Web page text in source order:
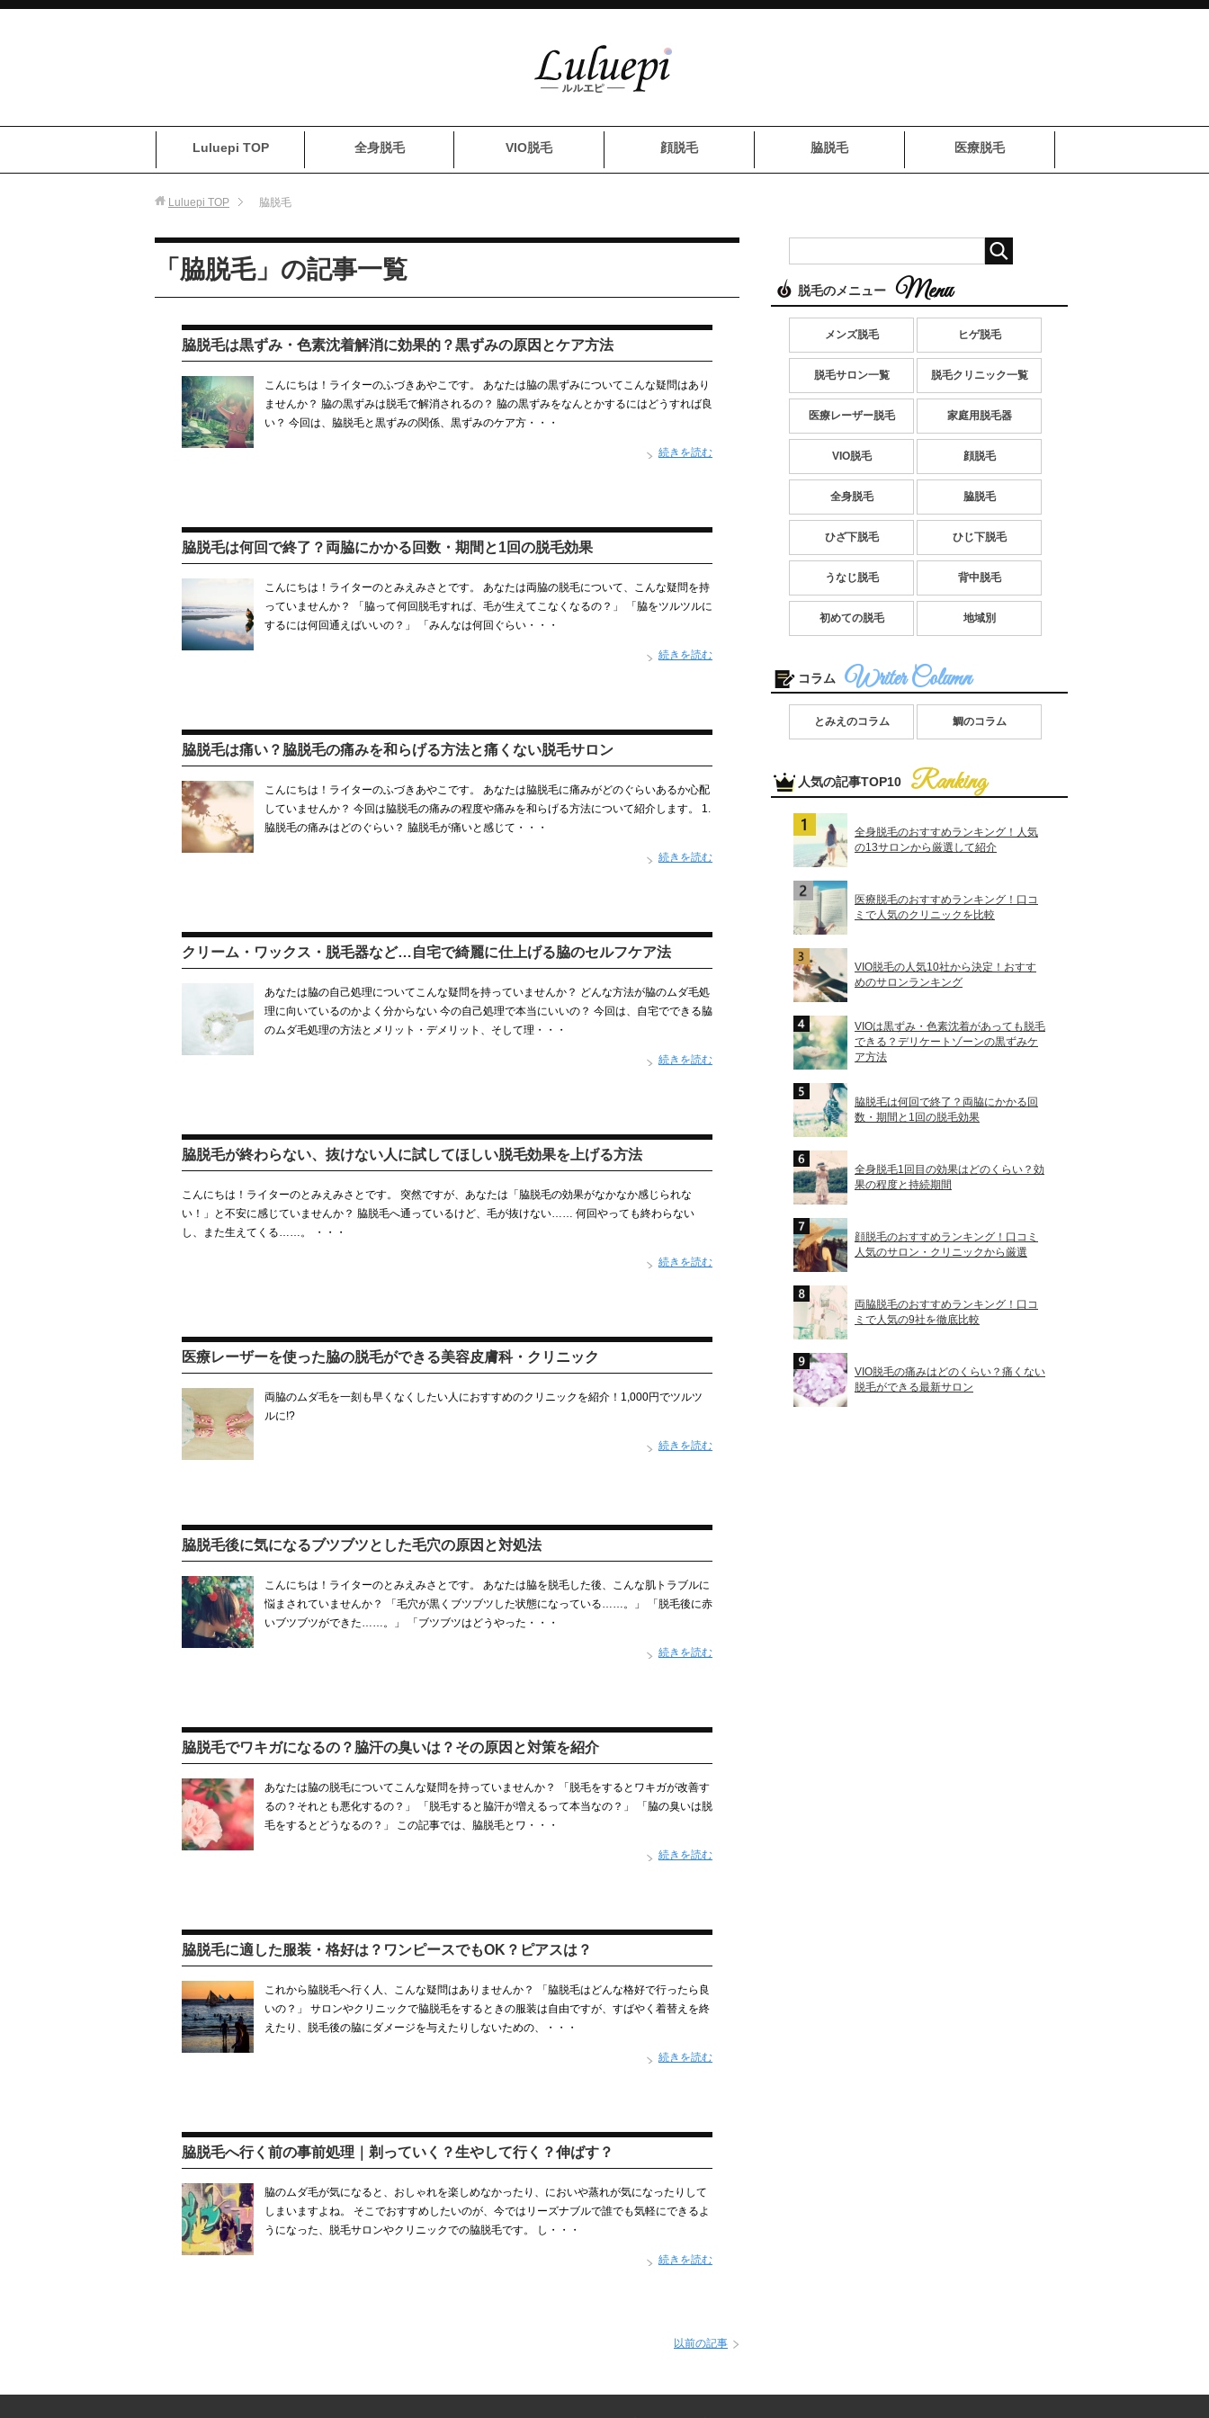
Luluepi TOP 全身脱毛 VIO脱毛 顔脱毛 脇脱毛 医療脱毛
Luluepi TOP 脇脱毛
「脇脱毛」の記事一覧
脇脱毛は黒ずみ・色素沈着解消に効果的？黒ずみの原因とケア方法
こんにちは！ライターのふづきあやこです。 あなたは脇の黒ずみについてこんな疑問はあり
ませんか？ 脇の黒ずみは脱毛で解消されるの？ 脇の黒ずみをなんとかするにはどうすれば良
い？ 今回は、脇脱毛と黒ずみの関係、黒ずみのケア方・・・
続きを読む
脇脱毛は何回で終了？両脇にかかる回数・期間と1回の脱毛効果
こんにちは！ライターのとみえみさとです。 あなたは両脇の脱毛について、こんな疑問を持
っていませんか？ 「脇って何回脱毛すれば、毛が生えてこなくなるの？」 「脇をツルツルに
するには何回通えばいいの？」 「みんなは何回ぐらい・・・
続きを読む
脇脱毛は痛い？脇脱毛の痛みを和らげる方法と痛くない脱毛サロン
こんにちは！ライターのふづきあやこです。 あなたは脇脱毛に痛みがどのぐらいあるか心配
していませんか？ 今回は脇脱毛の痛みの程度や痛みを和らげる方法について紹介します。 1.
脇脱毛の痛みはどのぐらい？ 脇脱毛が痛いと感じて・・・
続きを読む
クリーム・ワックス・脱毛器など…自宅で綺麗に仕上げる脇のセルフケア法
あなたは脇の自己処理についてこんな疑問を持っていませんか？ どんな方法が脇のムダ毛処
理に向いているのかよく分からない 今の自己処理で本当にいいの？ 今回は、自宅でできる脇
のムダ毛処理の方法とメリット・デメリット、そして理・・・
続きを読む
脇脱毛が終わらない、抜けない人に試してほしい脱毛効果を上げる方法
こんにちは！ライターのとみえみさとです。 突然ですが、あなたは「脇脱毛の効果がなかなか感じられな
い！」と不安に感じていませんか？ 脇脱毛へ通っているけど、毛が抜けない…… 何回やっても終わらない
し、また生えてくる……。 ・・・
続きを読む
医療レーザーを使った脇の脱毛ができる美容皮膚科・クリニック
両脇のムダ毛を一刻も早くなくしたい人におすすめのクリニックを紹介！1,000円でツルツ
ルに!?
続きを読む
脇脱毛後に気になるブツブツとした毛穴の原因と対処法
こんにちは！ライターのとみえみさとです。 あなたは脇を脱毛した後、こんな肌トラブルに
悩まされていませんか？ 「毛穴が黒くブツブツした状態になっている……。」 「脱毛後に赤
いブツブツができた……。」 「ブツブツはどうやった・・・
続きを読む
脇脱毛でワキガになるの？脇汗の臭いは？その原因と対策を紹介
あなたは脇の脱毛についてこんな疑問を持っていませんか？ 「脱毛をするとワキガが改善す
るの？それとも悪化するの？」 「脱毛すると脇汗が増えるって本当なの？」 「脇の臭いは脱
毛をするとどうなるの？」 この記事では、脇脱毛とワ・・・
続きを読む
脇脱毛に適した服装・格好は？ワンピースでもOK？ピアスは？
これから脇脱毛へ行く人、こんな疑問はありませんか？ 「脇脱毛はどんな格好で行ったら良
いの？」 サロンやクリニックで脇脱毛をするときの服装は自由ですが、すばやく着替えを終
えたり、脱毛後の脇にダメージを与えたりしないための、・・・
続きを読む
脇脱毛へ行く前の事前処理｜剃っていく？生やして行く？伸ばす？
脇のムダ毛が気になると、おしゃれを楽しめなかったり、においや蒸れが気になったりして
しまいますよね。 そこでおすすめしたいのが、今ではリーズナブルで誰でも気軽にできるよ
うになった、脱毛サロンやクリニックでの脇脱毛です。 し・・・
続きを読む
以前の記事
脱毛のメニュー
メンズ脱毛 ヒゲ脱毛
脱毛サロン一覧 脱毛クリニック一覧
医療レーザー脱毛 家庭用脱毛器
VIO脱毛 顔脱毛
全身脱毛 脇脱毛
ひざ下脱毛 ひじ下脱毛
うなじ脱毛 背中脱毛
初めての脱毛 地域別
コラム
とみえのコラム 鯛のコラム
人気の記事TOP10
全身脱毛のおすすめランキング！人気
の13サロンから厳選して紹介
医療脱毛のおすすめランキング！口コ
ミで人気のクリニックを比較
VIO脱毛の人気10社から決定！おすす
めのサロンランキング
VIOは黒ずみ・色素沈着があっても脱毛
できる？デリケートゾーンの黒ずみケ
ア方法
脇脱毛は何回で終了？両脇にかかる回
数・期間と1回の脱毛効果
全身脱毛1回目の効果はどのくらい？効
果の程度と持続期間
顔脱毛のおすすめランキング！口コミ
人気のサロン・クリニックから厳選
両脇脱毛のおすすめランキング！口コ
ミで人気の9社を徹底比較
VIO脱毛の痛みはどのくらい？痛くない
脱毛ができる最新サロン